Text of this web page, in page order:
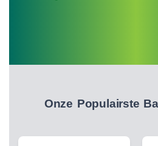
Onze Populairste